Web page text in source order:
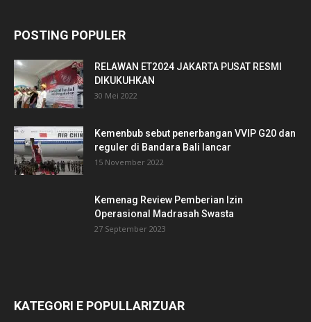
POSTING POPULER
RELAWAN ET2024 JAKARTA PUSAT RESMI
DIKUKUHKAN
30 Mei 2022
Kemenbub sebut penerbangan VVIP G20 dan
reguler di Bandara Bali lancar
15 November 2022
Kemenag Review Pemberian Izin
Operasional Madrasah Swasta
27 September 2023
KATEGORI E POPULLARIZUAR